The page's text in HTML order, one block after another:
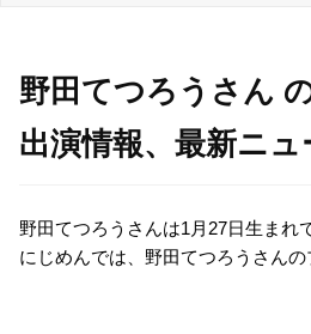
野田てつろうさん
出演情報、最新ニュ
野田てつろうさんは1月27日生まれ
にじめんでは、野田てつろうさん